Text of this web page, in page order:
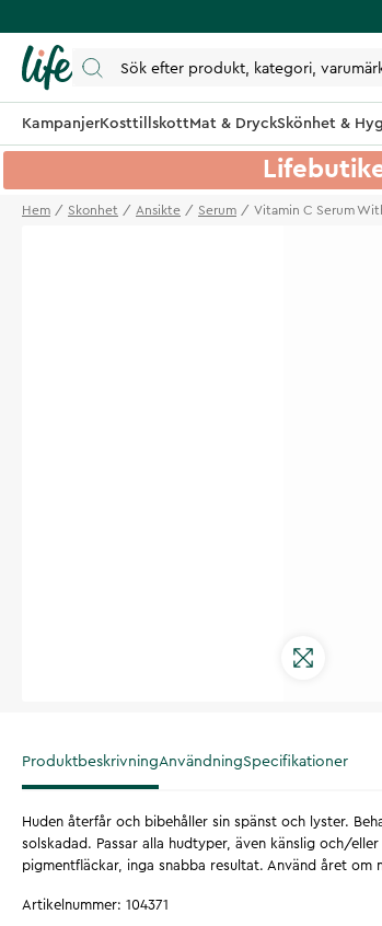
KampanjerKosttillskottMat & DryckSkönhet &
Hem Skonhet Ansikte Serum Vitamin C Serum
ProduktbeskrivningAnvändningSpecifikationer
Huden återfår och bibehåller sin spänst och lyster.
solskadad. Passar alla hudtyper, även känslig och/
pigmentfläckar, inga snabba resultat. Använd året om
Artikelnummer: 104371